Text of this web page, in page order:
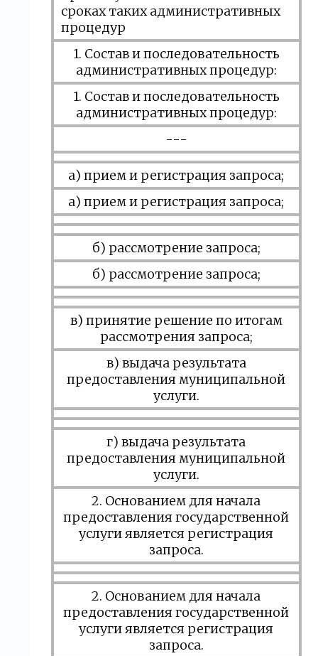
сроках таких административных
процедур
1. Состав и последовательность
административных процедур:
1. Состав и последовательность
административных процедур:
---
а) прием и регистрация запроса;
а) прием и регистрация запроса;
б) рассмотрение запроса;
б) рассмотрение запроса;
в) принятие решение по итогам
рассмотрения запроса;
в) выдача результата
предоставления муниципальной
услуги.
г) выдача результата
предоставления муниципальной
услуги.
2. Основанием для начала
предоставления государственной
услуги является регистрация
запроса.
2. Основанием для начала
предоставления государственной
услуги является регистрация
запроса.